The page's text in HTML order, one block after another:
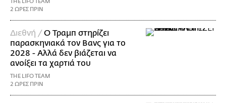
THE LIFO TEAM
2 ΩΡΕΣ ΠΡΙΝ
Διεθνή / Ο Τραμπ στηρίζει
παρασκηνιακά τον Βανς για το
2028 - Αλλά δεν βιάζεται να
ανοίξει τα χαρτιά του
THE LIFO TEAM
2 ΩΡΕΣ ΠΡΙΝ